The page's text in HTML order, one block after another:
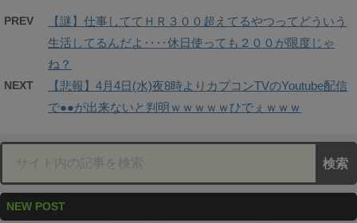
PREV
【謎】仕事しててＨＲ３００超えてるやつってどういう
生活してるんだよ‥‥休日使っても２００が限度じゃ
ね？
NEXT
【悲報】4月4日(水)夜8時よりカプコンTVのYoutube配信
で●●が出来ないと判明ｗｗｗｗｗひでぇｗｗｗ
NEW POST